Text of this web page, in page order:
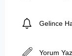
Gelince
Yorum Yaz